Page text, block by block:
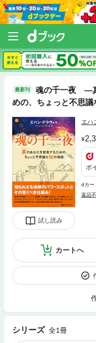
最新刊
魂の千一夜 ―
めの、ちょっと不思
試し読み
エハ
ポ
dカー
返品
カートへ
シリーズ 全1冊